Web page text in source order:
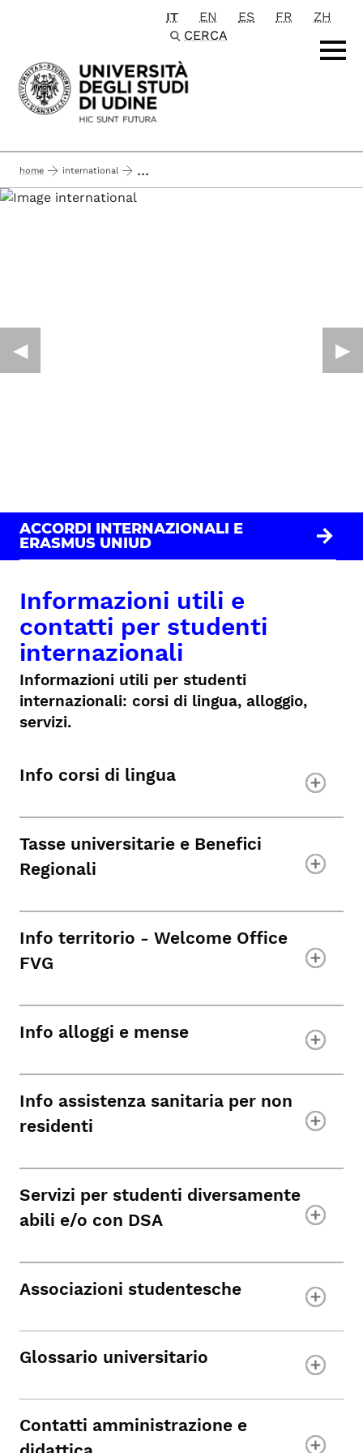
Passa al contenuto principale
IT EN ES FR
ZH
CERCA
home international ...
informazioni utili e contatti per studenti internazionali
◀︎ ▶︎
ACCORDI INTERNAZIONALI E
ERASMUS UNIUD
Informazioni utili e
contatti per studenti
internazionali
Informazioni utili per studenti
internazionali: corsi di lingua, alloggio,
servizi.
Info corsi di lingua
Tasse universitarie e Benefici
Regionali
Info territorio - Welcome Office
FVG
Info alloggi e mense
Info assistenza sanitaria per non
residenti
Servizi per studenti diversamente
abili e/o con DSA
Associazioni studentesche
Glossario universitario
Contatti amministrazione e